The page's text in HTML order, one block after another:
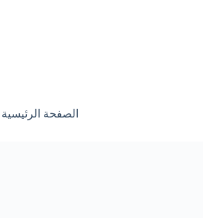
الصفحة الرئيسية